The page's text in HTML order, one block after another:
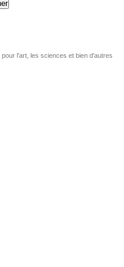
pour l'art, les sciences et bien d'autres